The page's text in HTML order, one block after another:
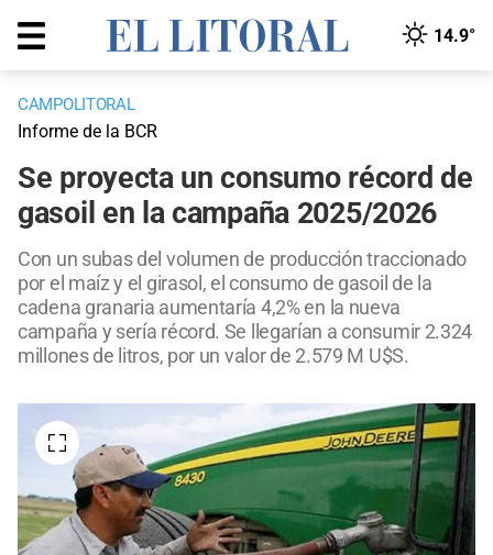
14.9°
CAMPOLITORAL
Informe de la BCR
Se proyecta un consumo récord de
gasoil en la campaña 2025/2026
Con un subas del volumen de producción traccionado
por el maíz y el girasol, el consumo de gasoil de la
cadena granaria aumentaría 4,2% en la nueva
campaña y sería récord. Se llegarían a consumir 2.324
millones de litros, por un valor de 2.579 M U$S.